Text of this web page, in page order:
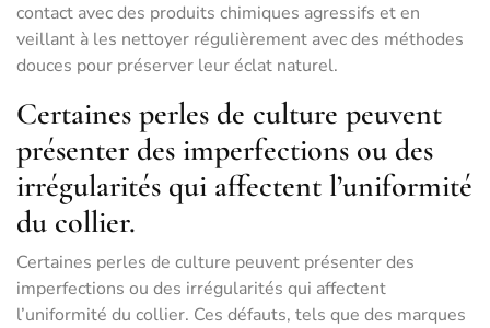
contact avec des produits chimiques agressifs et en
veillant à les nettoyer régulièrement avec des méthodes
douces pour préserver leur éclat naturel.
Certaines perles de culture peuvent
présenter des imperfections ou des
irrégularités qui affectent l’uniformité
du collier.
Certaines perles de culture peuvent présenter des
imperfections ou des irrégularités qui affectent
l’uniformité du collier. Ces défauts, tels que des marques